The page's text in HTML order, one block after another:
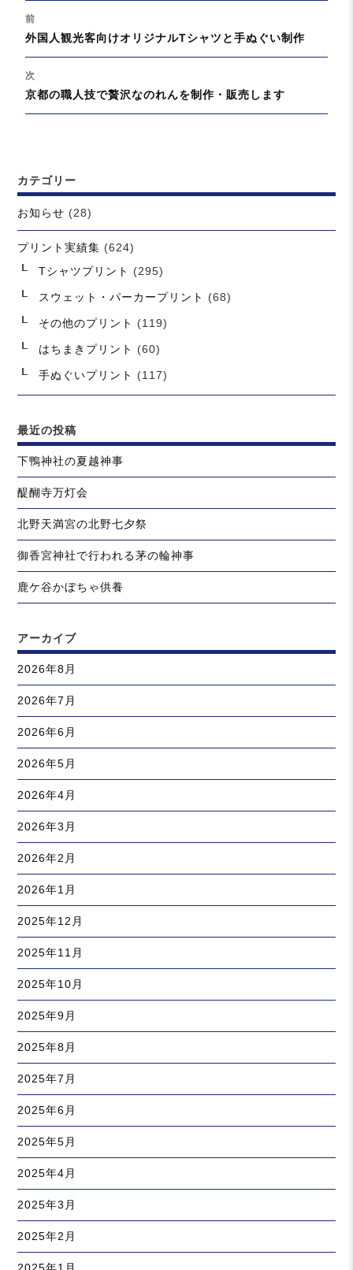
ー
稿
ナ
ゲ
ー
シ
前
過
去
の
投
稿:
外国人観光客向けオリジナルTシャツと手ぬぐい制作
次
次
の
京都の職人技で贅沢なのれんを制作・販売します
カテゴリー
お知らせ (28)
プリント実績集 (624)
Tシャツプリント
(295)
スウェット・パーカープリント (68)
その他のプリント (119)
はちまきプリント (60)
手ぬぐいプリント (117)
最近の投稿
下鴨神社の夏越神事
醍醐寺万灯会
北野天満宮の北野七夕祭
御香宮神社で行われる茅の輪神事
鹿ケ谷かぼちゃ供養
アーカイブ
2026年8月
2026年7月
2026年6月
2026年5月
2026年4月
2026年3月
2026年2月
2026年1月
2025年12月
2025年11月
2025年10月
2025年9月
2025年8月
2025年7月
2025年6月
2025年5月
2025年4月
2025年3月
2025年2月